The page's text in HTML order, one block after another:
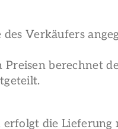
Verkäufers
Preisen berechnet
die Lieferung